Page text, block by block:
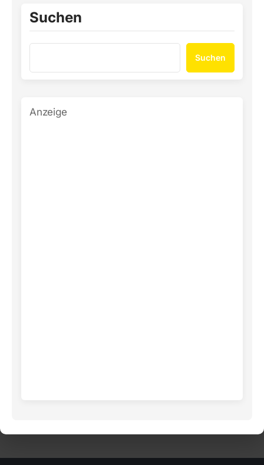
Suchen
Suchen
Anzeige